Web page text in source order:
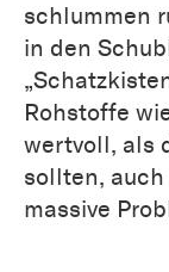
schlummen
in den
Rohstoffe
wertvoll, als
sollten,
massive